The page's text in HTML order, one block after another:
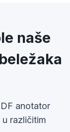
naše
anotator
različitim